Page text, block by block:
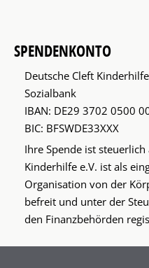
SPENDENKONTO
Deutsche Cleft
Sozialbank
IBAN: DE29 3702 0500
BIC: BFSWDE33XXX
Ihre Spende ist
Kinderhilfe e.V. ist als
Organisation von der
befreit und unter der
den Finanzbehörden